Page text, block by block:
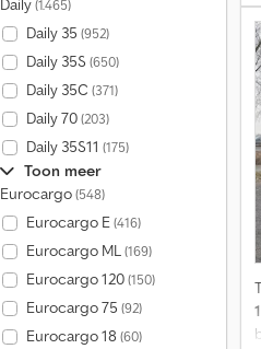
Daily(1.465)
Daily 35 (952)
Daily 35S (650)
Daily 35C (371)
Daily 70(203)
Daily 35S11 (175)
Toon meer
Eurocargo(548)
Eurocargo E(416)
Eurocargo ML(169)
Eurocargo 120(150)
Eurocargo 75 (92)
Eurocargo 18 (60)